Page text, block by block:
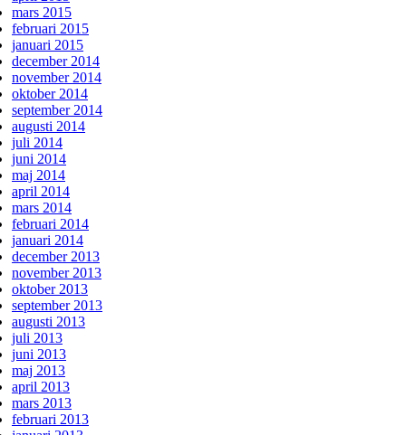
mars 2015
februari 2015
januari 2015
december 2014
november 2014
oktober 2014
september 2014
augusti 2014
juli 2014
juni 2014
maj 2014
april 2014
mars 2014
februari 2014
januari 2014
december 2013
november 2013
oktober 2013
september 2013
augusti 2013
juli 2013
juni 2013
maj 2013
april 2013
mars 2013
februari 2013